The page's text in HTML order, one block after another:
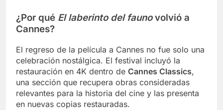
¿Por qué El laberinto del faunovolvió a
Cannes?
El regreso de la película a Cannes no fue solo una
celebración nostálgica. El festival incluyó la
restauración en 4K dentro de Cannes Classics,
una sección que recupera obras consideradas
relevantes para la historia del cine y las presenta
en nuevas copias restauradas.